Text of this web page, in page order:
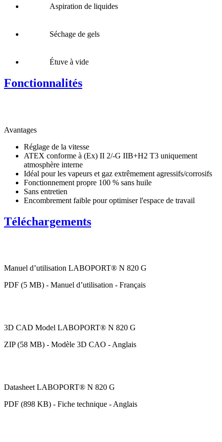
Aspiration de liquides
Séchage de gels
Étuve à vide
Fonctionnalités
Avantages
Réglage de la vitesse
ATEX conforme à (Ex) II 2/-G IIB+H2 T3 uniquement
atmosphère interne
Idéal pour les vapeurs et gaz extrêmement agressifs/corrosifs
Fonctionnement propre 100 % sans huile
Sans entretien
Encombrement faible pour optimiser l'espace de travail
Téléchargements
Manuel d’utilisation LABOPORT® N 820 G
PDF (5 MB) - Manuel d’utilisation - Français
3D CAD Model LABOPORT® N 820 G
ZIP (58 MB) - Modèle 3D CAO - Anglais
Datasheet LABOPORT® N 820 G
PDF (898 KB) - Fiche technique - Anglais